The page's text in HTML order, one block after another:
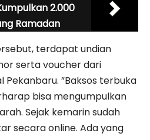
2.000
Ramadan
terdapat undian
serta voucher dari
”Baksos terbuka
bisa mengumpulkan
Sejak kemarin sudah
secara online. Ada yang